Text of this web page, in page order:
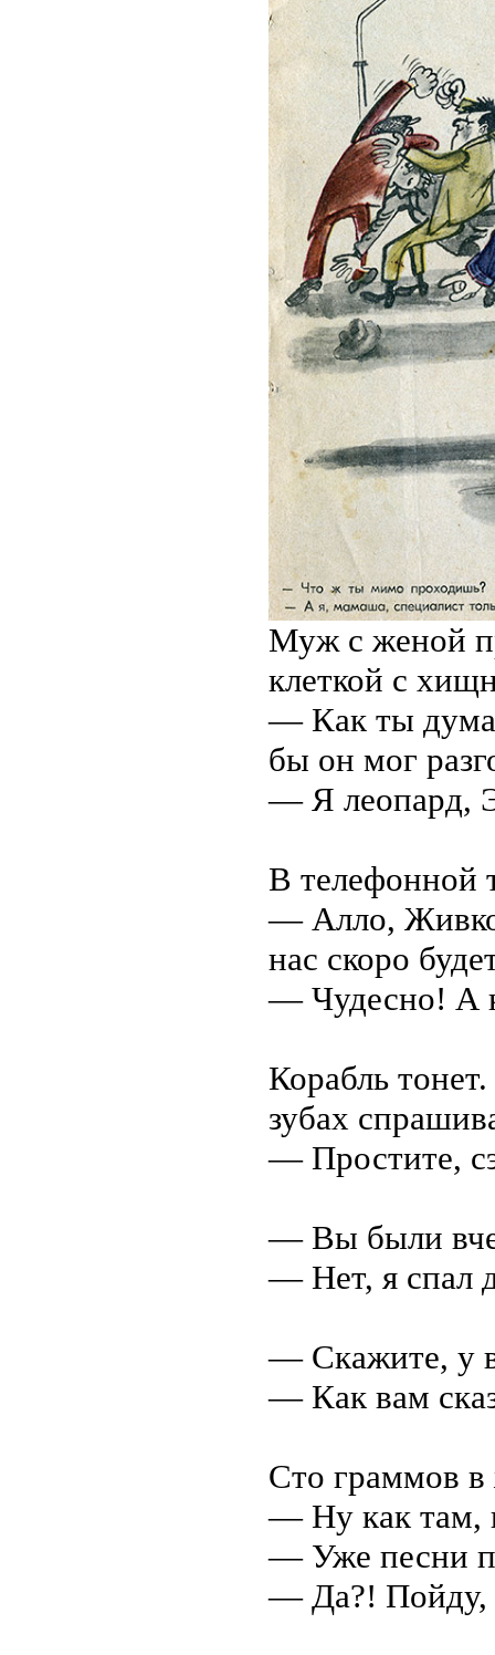
Муж с женой
клеткой с
— Как ты
бы он мог
— Я леопард,
В телефонной
— Алло, Живко,
нас скоро
— Чудесно! А
Корабль
зубах
— Простите,
— Вы были
— Нет, я спал
— Скажите, у
— Как вам
Сто граммов в
— Ну как там,
— Уже песни
— Да?!